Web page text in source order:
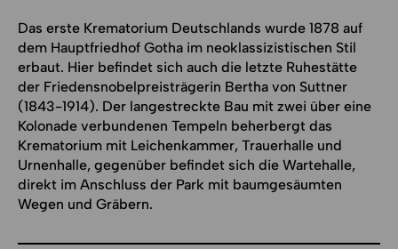
Das erste Krematorium Deutschlands wurde 1878 auf
dem Hauptfriedhof Gotha im neoklassizistischen Stil
erbaut. Hier befindet sich auch die letzte Ruhestätte
der Friedensnobelpreisträgerin Bertha von Suttner
(1843-1914). Der langestreckte Bau mit zwei über eine
Kolonade verbundenen Tempeln beherbergt das
Krematorium mit Leichenkammer, Trauerhalle und
Urnenhalle, gegenüber befindet sich die Wartehalle,
direkt im Anschluss der Park mit baumgesäumten
Wegen und Gräbern.